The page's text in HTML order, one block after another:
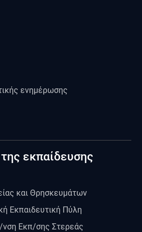
ενημέρωσης
εκπαίδευσης
και Θρησκευμάτων
Εκπαιδευτική Πύλη
νση Εκπ/σης Στερεάς